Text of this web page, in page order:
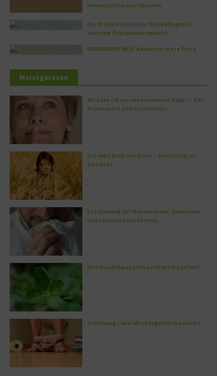
Immunsystem und Knochen
Der Protein-Baustein: Was Kollagen in
unserem Organismus bewirkt
DERMADROP MED: Nadelfrei in die Tiefe
Meistgelesen
Wo habe ich nur wieder meinen Kopf? – Das
Problem mit dem Gedächtnis
Die volle Kraft des Korns – So wichtig ist
Getreide
Entzündung der Nebenhöhlen: Symptome
und verschiedene Formen
Welches Ashwagandha sollte ich kaufen?
Stuhlgang – wie oft ist eigentlich normal?